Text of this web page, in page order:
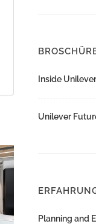
Inside
Unilever
Planning and